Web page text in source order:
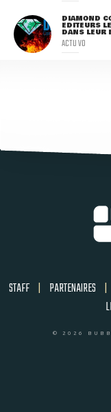
DIAMOND
ÉDITEURS
DANS LEUR
ACTU VO
STAFF | PARTENAIRES |
© 2026